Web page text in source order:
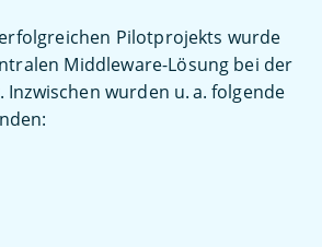
Pilotprojekts wurde
Middleware-Lösung bei der
Inzwischen wurden u. a. folgende